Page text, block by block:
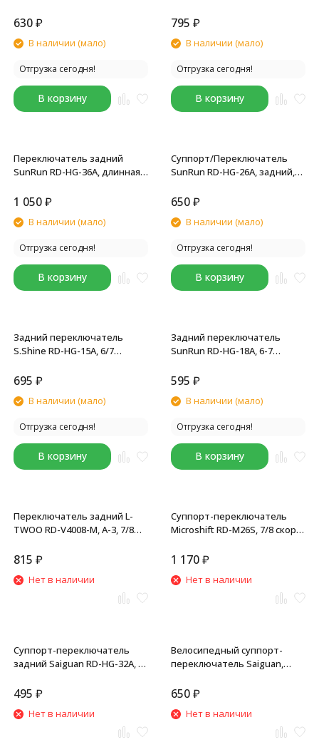
скоростей, совместим TY300,
630₽
В наличии (мало)
Отгрузка сегодня!
В корзину
болт, 13/13 зуб., черный
795 ₽
В наличии (мало)
Отгрузка сегодня!
В корзину
Переключатель задний
SunRun RD-HG-36A, длинная
для Altus RD-M370-L-SGS,
1 050₽
В наличии (мало)
Отгрузка сегодня!
В корзину
Суппорт/Переключатель
SunRun RD-HG-26A, задний,
без. уп.
650₽
В наличии (мало)
Отгрузка сегодня!
В корзину
Задний переключатель
S.Shine RD-HG-15A, 6/7
36T, на болт, лапка средняя,
695 ₽
В наличии (мало)
Отгрузка сегодня!
В корзину
Задний переключатель
SunRun RD-HG-18A, 6-7
на болт, черный
595 ₽
В наличии (мало)
Отгрузка сегодня!
В корзину
Переключатель задний L-
TWOO RD-V4008-M, A-3, 7/8
болт, б/уп.
815 ₽
Нет в наличии
Суппорт-переключатель
Microshift RD-M26S, 7/8 скор.,
черный
1 170₽
Нет в наличии
Суппорт-переключатель
задний Saiguan RD-HG-32A, 6-
болт, совместим Shimano
495 ₽
Нет в наличии
Велосипедный суппорт-
переключатель Saiguan,
совместим Altus RD-M310,
650₽
Нет в наличии